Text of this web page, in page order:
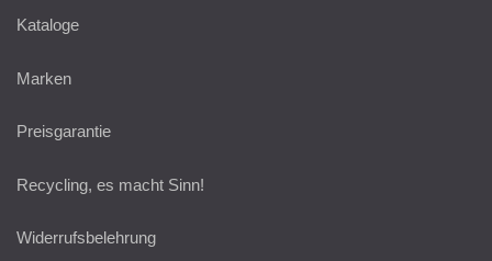
Kataloge
Marken
Preisgarantie
Recycling, es macht Sinn!
Widerrufsbelehrung